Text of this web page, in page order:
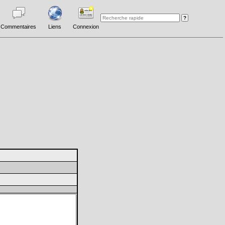
Commentaires Liens Connexion